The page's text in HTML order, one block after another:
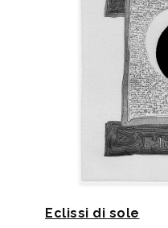
Eclissi di sole